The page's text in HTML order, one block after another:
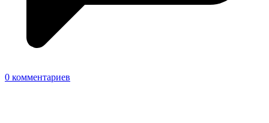
0 комментариев